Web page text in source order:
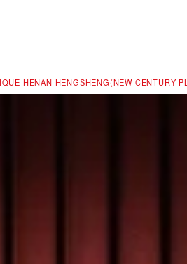
HENAN HENGSHENG(NEW CENTURY